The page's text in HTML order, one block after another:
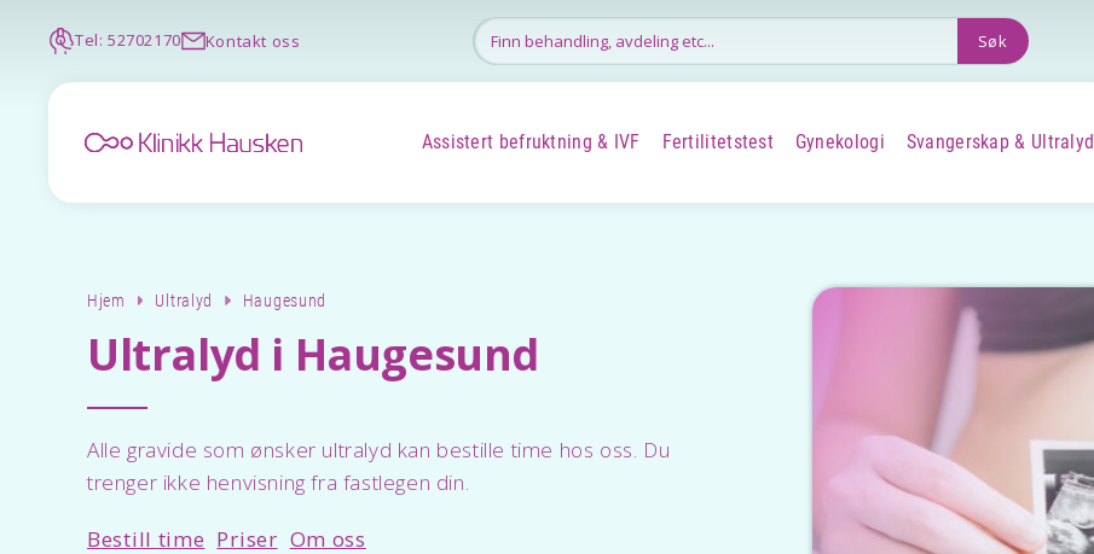
Tel: 52702170 Kontakt oss
Assistert befruktning & IVF Fertilitetstest Gynekologi Svangerskap & Ultralyd
Hjem Ultralyd Haugesund
Ultralyd i Haugesund
Alle gravide som ønsker ultralyd kan bestille time hos oss. Du
trenger ikke henvisning fra fastlegen din.
Bestill time Priser Om oss